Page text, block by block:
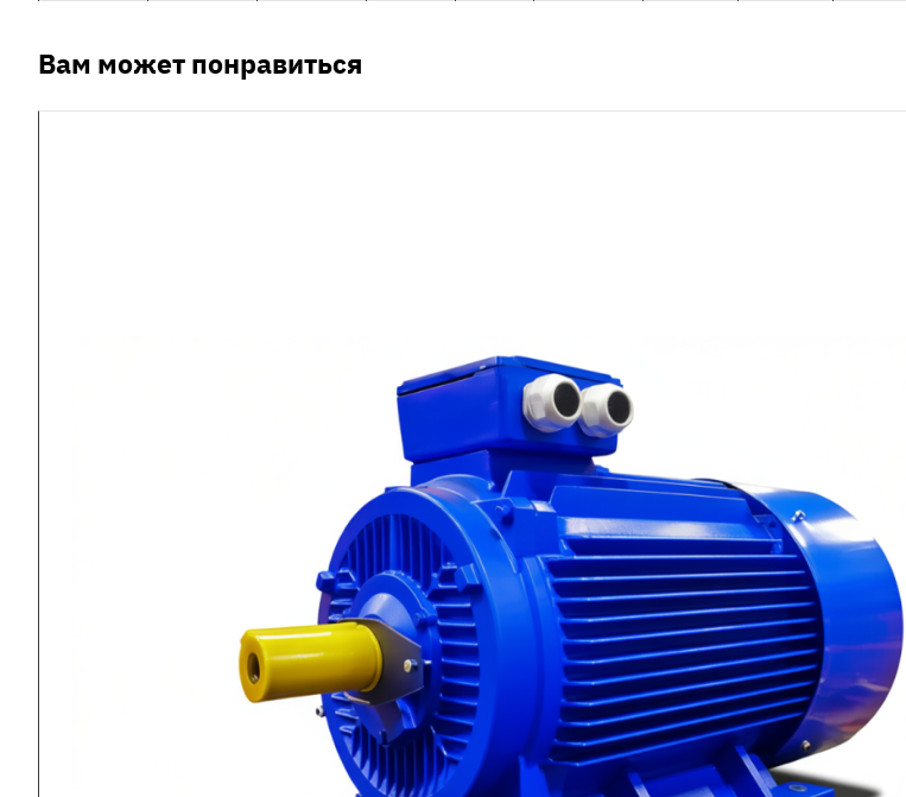
Вам может понравиться